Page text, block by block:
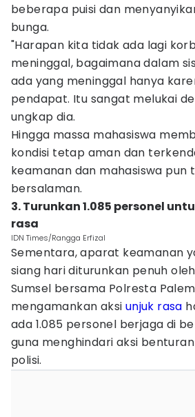
beberapa puisi dan
bunga.
"Harapan kita tidak ada lagi
meninggal, bagaimana dalam
ada yang meninggal hanya
pendapat. Itu sangat melukai
ungkap dia.
Hingga massa mahasiswa
kondisi tetap aman dan
keamanan dan mahasiswa pun
bersalaman.
3. Turunkan 1.085 personel
rasa
IDN Times/Rangga Erfizal
Sementara, aparat keamanan
siang hari diturunkan penuh
Sumsel bersama Polresta
mengamankan aksi unjuk rasa
ada 1.085 personel berjaga di
guna menghindari aksi
polisi.